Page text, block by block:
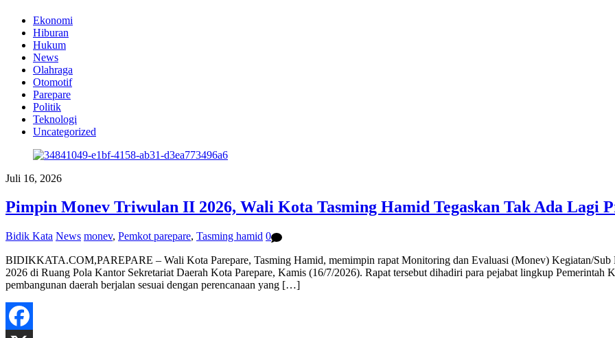
Ekonomi
Hiburan
Hukum
News
Olahraga
Otomotif
Parepare
Politik
Teknologi
Uncategorized
Juli 16, 2026
Pimpin Monev Triwulan II 2026, Wali Kota Tasming Hamid Tegaskan Tak Ada Lagi
Bidik Kata News monev, Pemkot parepare, Tasming hamid 0
BIDIKKATA.COM,PAREPARE – Wali Kota Parepare, Tasming Hamid, memimpin rapat Monitoring dan Evaluasi (Monev) Kegiatan/Sub
2026 di Ruang Pola Kantor Sekretariat Daerah Kota Parepare, Kamis (16/7/2026). Rapat tersebut dihadiri para pejabat lingkup Pemerintah
pembangunan daerah berjalan sesuai dengan perencanaan yang […]